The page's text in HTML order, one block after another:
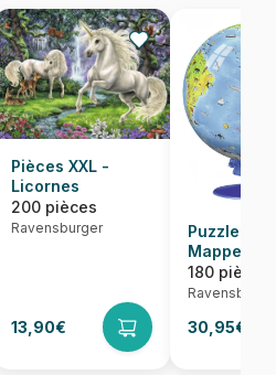
Pièces XXL -
Licornes
200 pièces
Ravensburger
13,90€
Puzzle
Espagnol
180 pièces
30,95€